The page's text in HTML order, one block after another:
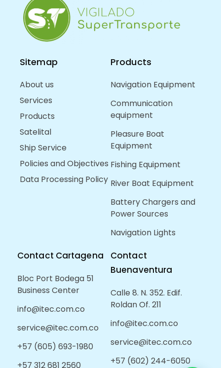
Sitemap
About us
Services
Products
Satelital
Ship Service
Policies and Objectives
Data Processing Policy
Products
Navigation Equipment
Communication
equipment
Pleasure Boat
Equipment
Fishing Equipment
River Boat Equipment
Battery Chargers and
Power Sources
Navigation Lights
Contact Cartagena
Bloc Port Bodega 51
Business Center
info@itec.com.co
service@itec.com.co
+57 (605) 693-1980
+57 312 681 2560
Contact
Buenaventura
Calle 8. N. 352. Edif.
Roldan Of. 211
info@itec.com.co
service@itec.com.co
+57 (602) 244-6050